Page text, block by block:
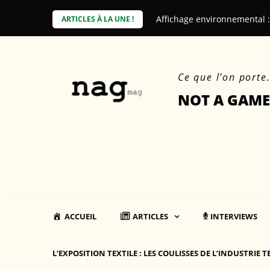
ARTICLES À LA UNE ! Affichage
Comment la fast fashion a
Ce que l’on
NOT A GAME
ACCUEIL ARTICLES INTERVIEWS
L’EXPOSITION TEXTILE : LES COULISSES DE L’INDUSTRIE